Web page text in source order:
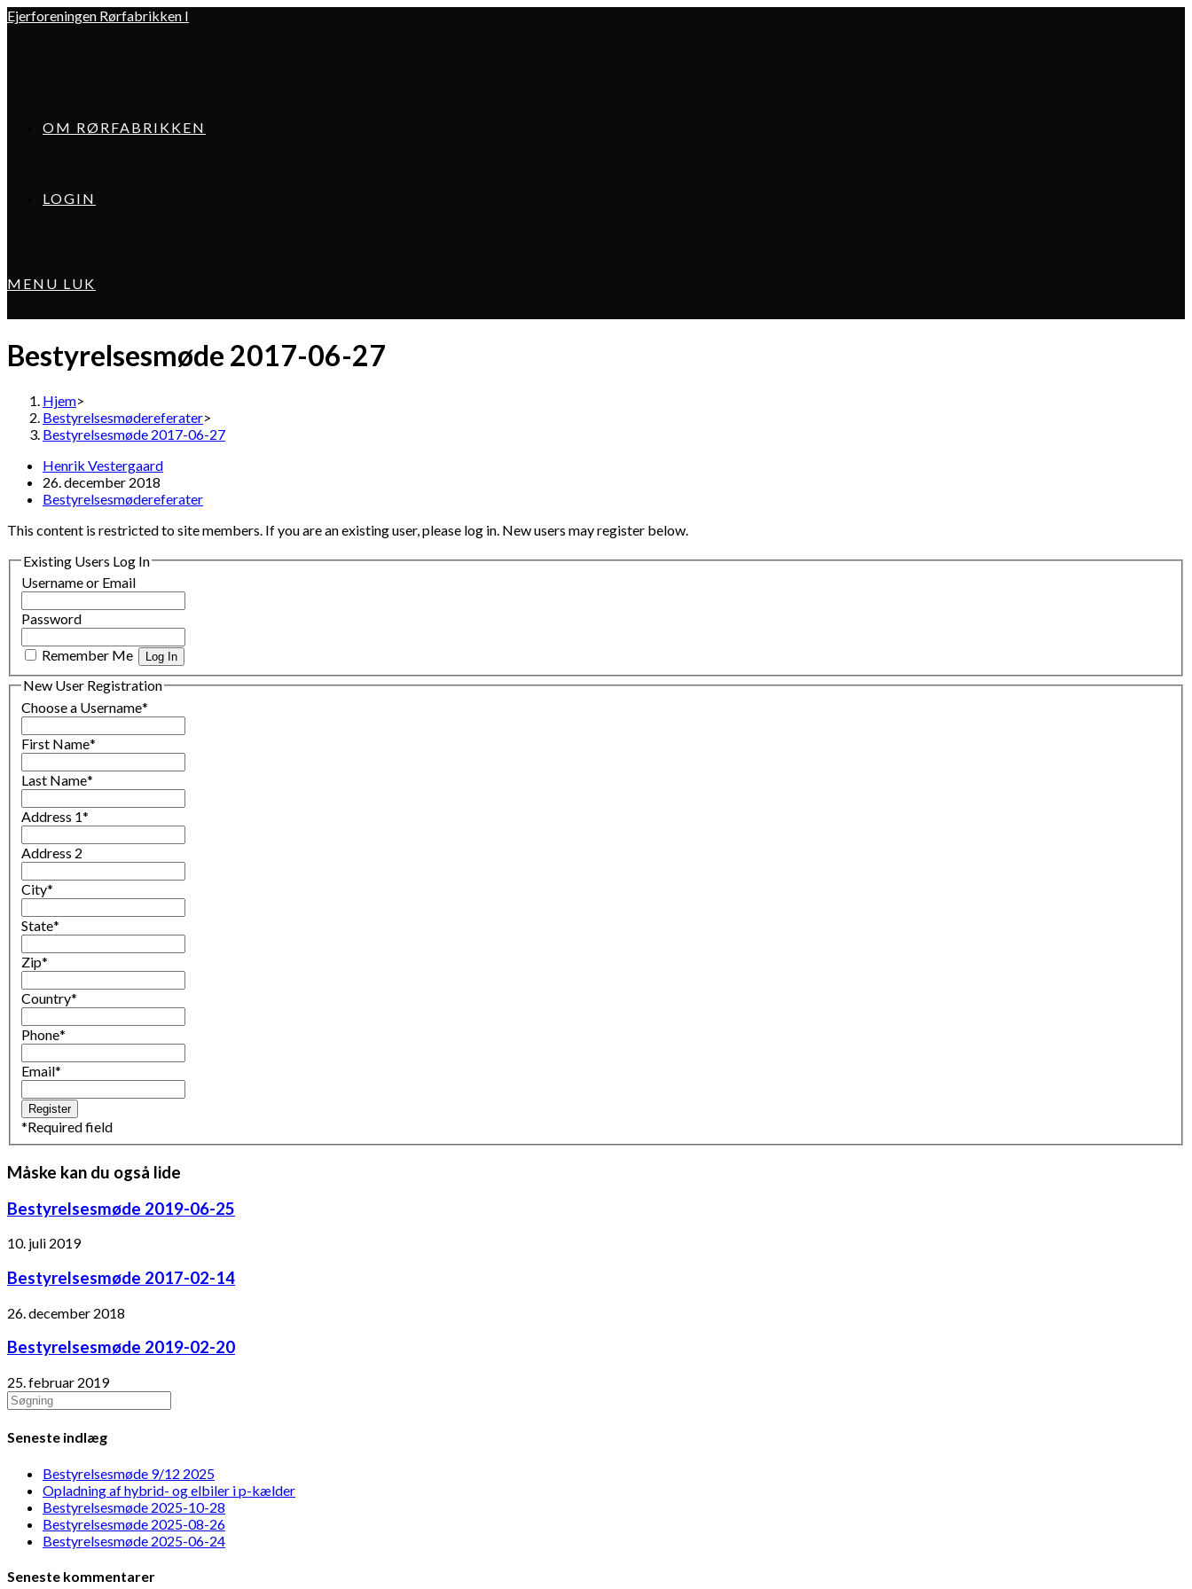
Skip
Ejerforeningen Rørfabrikken I
OM RØRFABRIKKEN
LOGIN
MENU LUK
Bestyrelsesmøde 2017-06-27
Hjem>
Bestyrelsesmødereferater>
Bestyrelsesmøde 2017-06-27
Post
author:
Henrik Vestergaard
Post
published:
26. december 2018
Post
Bestyrelsesmødereferater
This content is restricted to site members. If you are an existing user, please log in. New users may register below.
Existing Users Log In
Username or Email
Password
Remember Me
New User Registration
Choose a Username*
First Name*
Last Name*
Address 1*
Address 2
City*
State*
Zip*
Country*
Phone*
Email*
*Required field
Måske kan du også lide
Bestyrelsesmøde 2019-06-25
10. juli 2019
Bestyrelsesmøde 2017-02-14
26. december 2018
Bestyrelsesmøde 2019-02-20
25. februar 2019
Search
this
website
Seneste indlæg
Bestyrelsesmøde 9/12 2025
Opladning af hybrid- og elbiler i p-kælder
Bestyrelsesmøde 2025-10-28
Bestyrelsesmøde 2025-08-26
Bestyrelsesmøde 2025-06-24
Seneste kommentarer